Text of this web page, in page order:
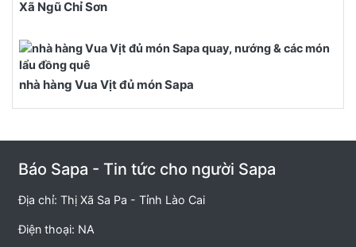
Xã Ngũ Chỉ Sơn
nhà hàng Vua Vịt đủ món Sapa
Báo Sapa - Tin tức cho người Sapa
Địa chỉ: Thị Xã Sa Pa - Tỉnh Lào Cai
Điện thoại: NA